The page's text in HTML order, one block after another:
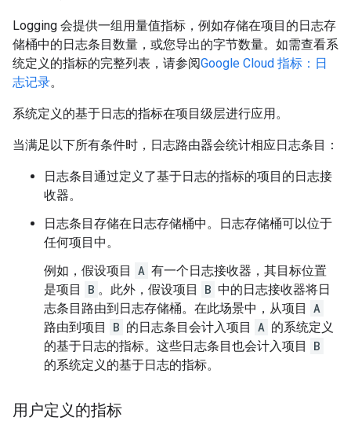
Logging 会提供一组用量值指标，例如存储在项目的日志存
储桶中的日志条目数量，或您导出的字节数量。如需查看系
统定义的指标的完整列表，请参阅Google Cloud 指标：日
志记录。
系统定义的基于日志的指标在项目级层进行应用。
当满足以下所有条件时，日志路由器会统计相应日志条目：
日志条目通过定义了基于日志的指标的项目的日志接
收器。
日志条目存储在日志存储桶中。日志存储桶可以位于
任何项目中。
例如，假设项目 A 有一个日志接收器，其目标位置
是项目
B 。此外，假设项目 B 中的日志接收器将日
志条目路由到日志存储桶。在此场景中，从项目 A
路由到项目
B 的日志条目会计入项目 A 的系统定义
的基于日志的指标。这些日志条目也会计入项目
B
的系统定义的基于日志的指标。
用户定义的指标